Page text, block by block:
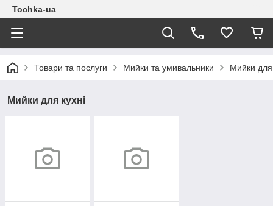
Tochka-ua
Товари та послуги Мийки та умивальники Мийки для
Мийки для кухні